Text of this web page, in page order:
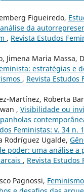
Figueiredo,
da
, Revista Estudos
Jimena Maria Massa,
estratégias e
, Revista Estudos
Martínez, Roberta
, Visibilidade ou
Feministas: v. 34 n.
Rodríguez Ugalde,
poder: uma análise a
, Revista Estudos
Pagnossi,